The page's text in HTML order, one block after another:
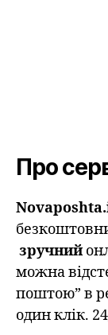
Про
зручний
можна
поштою” в
один клік.